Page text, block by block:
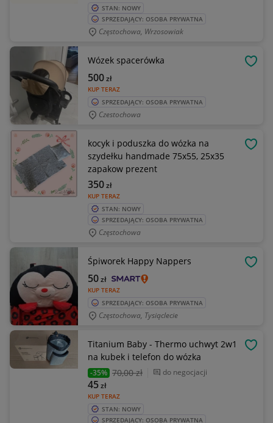
STAN: NOWY
SPRZEDAJĄCY: OSOBA PRYWATNA
Częstochowa, Wrzosowiak
Wózek spacerówka
KUP TERAZ
500zł
SPRZEDAJĄCY: OSOBA PRYWATNA
Czestochowa
kocyk i poduszka do wózka na
szydełku handmade 75x55, 25x35
zapakow prezent
KUP TERAZ
350zł
STAN: NOWY
SPRZEDAJĄCY: OSOBA PRYWATNA
Częstochowa
Śpiworek Happy Nappers
KUP TERAZ
50zł
SPRZEDAJĄCY: OSOBA PRYWATNA
Częstochowa, Tysiąclecie
Titanium Baby - Thermo uchwyt 2w1
na kubek i telefon do wózka
-35% 70,00 zł do negocjacji
KUP TERAZ
45zł
STAN: NOWY
SPRZEDAJĄCY: OSOBA PRYWATNA